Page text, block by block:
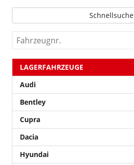
Schnellsuche
Fahrzeugnr.
LAGERFAHRZEUGE
Audi
Bentley
Cupra
Dacia
Hyundai